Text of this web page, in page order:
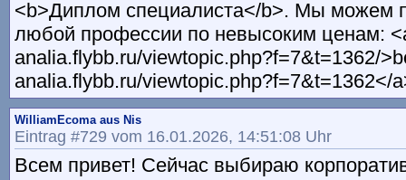
<b>Диплом специалиста</b>. Мы можем
любой профессии по невысоким ценам:
analia.flybb.ru/viewtopic.php?f=7&t=1362/
analia.flybb.ru/viewtopic.php?f=7&t=1362</
WilliamEcoma aus Nis
Eintrag #729 vom 16.01.2026, 14:51:08 Uhr
Всем привет! Сейчас выбираю